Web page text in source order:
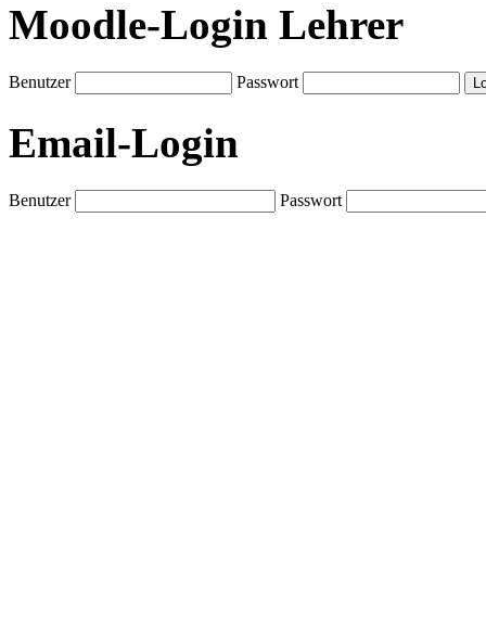
Moodle-Login Lehrer
Benutzer Passwort
Email-Login
Benutzer Passwort